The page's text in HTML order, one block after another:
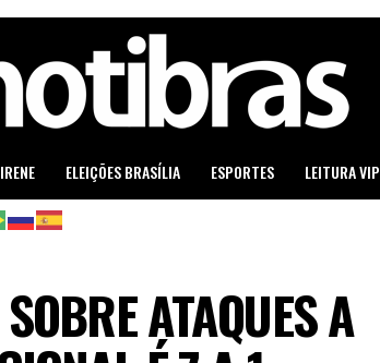
ELEIÇÕES BRASÍLIA ESPORTES LEITURA VIP
ATAQUES A